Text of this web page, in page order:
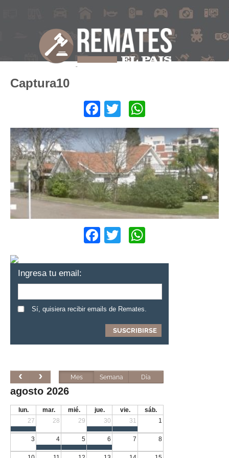
Captura10
Facebook
Twitter
Facebook
Twitter
Ingresa tu email:
Sí, quisiera recibir emails de Remates.
Mes Semana Día
agosto 2026
lun. mar. mié. jue. vie.
sáb.
27
28 29 30 31 1
3 4 5 6 7 8